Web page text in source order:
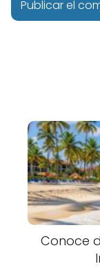
Conoce